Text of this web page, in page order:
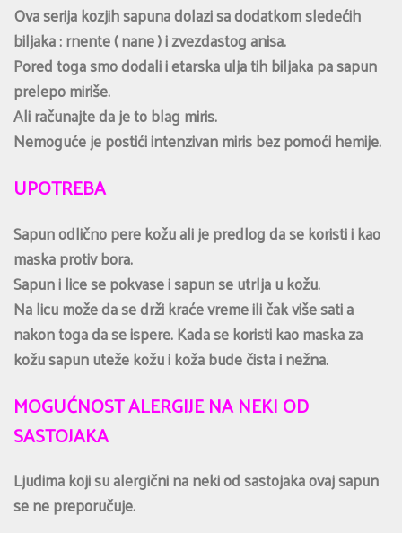
Ova serija kozjih sapuna dolazi sa dodatkom sledećih
biljaka : rnente ( nane ) i zvezdastog anisa.
Pored toga smo dodali i etarska ulja tih biljaka pa sapun
prelepo miriše.
Ali računajte da je to blag miris.
Nemoguće je postići intenzivan miris bez pomoći hemije.
UPOTREBA
Sapun odlično pere kožu ali je predlog da se koristi i kao
maska protiv bora.
Sapun i lice se pokvase i sapun se utrlja u kožu.
Na licu može da se drži kraće vreme ili čak više sati a
nakon toga da se ispere. Kada se koristi kao maska za
kožu sapun uteže kožu i koža bude čista i nežna.
MOGUĆNOST ALERGIJE NA NEKI OD
SASTOJAKA
Ljudima koji su alergični na neki od sastojaka ovaj sapun
se ne preporučuje.